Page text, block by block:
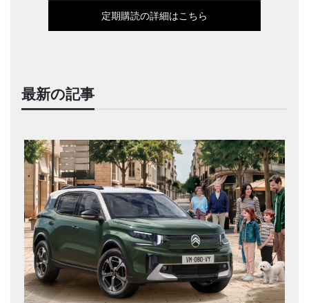
定期購読の詳細はこちら
最新の記事